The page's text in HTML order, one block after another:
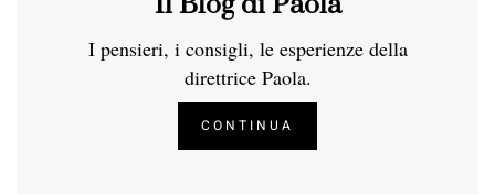
I pensieri, i consigli, le esperienze della
direttrice Paola.
CONTINUA